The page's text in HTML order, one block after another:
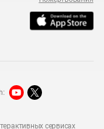
сервисах